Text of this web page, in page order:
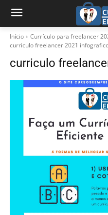
Início
Currículo para freelancer
curriculo freelancer 2021
curriculo